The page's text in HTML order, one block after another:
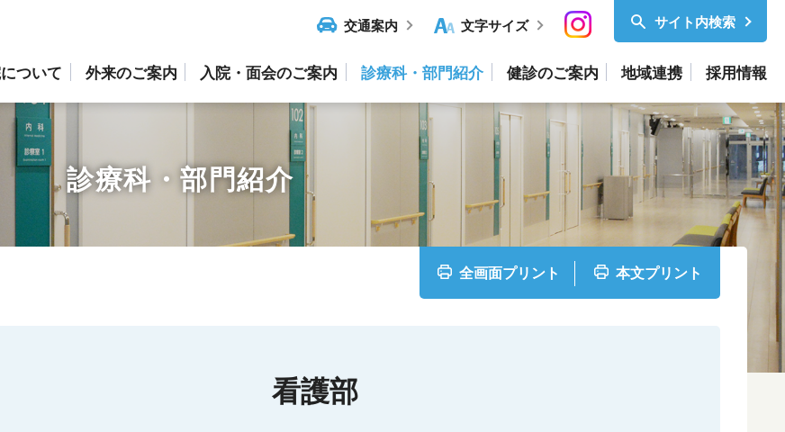
交通案内 文字サイズ サイト内検索
ついて 外来のご案内 入院・面会のご案内 診療科・部門紹介 健診のご案内 地域連携 採用情報
診療科・部門紹介
全画面プリント 本文プリント
看護部